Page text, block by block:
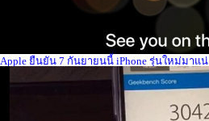
Apple ยืนยัน 7 กันยายนนี้ iPhone รุ่นใหม่มาแน่